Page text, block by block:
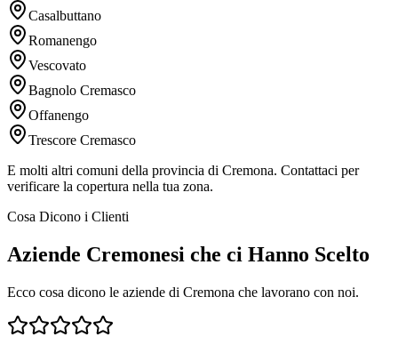
Casalbuttano
Romanengo
Vescovato
Bagnolo Cremasco
Offanengo
Trescore Cremasco
E molti altri comuni della provincia di Cremona. Contattaci per
verificare la copertura nella tua zona.
Cosa Dicono i Clienti
Aziende Cremonesi che ci Hanno Scelto
Ecco cosa dicono le aziende di Cremona che lavorano con noi.